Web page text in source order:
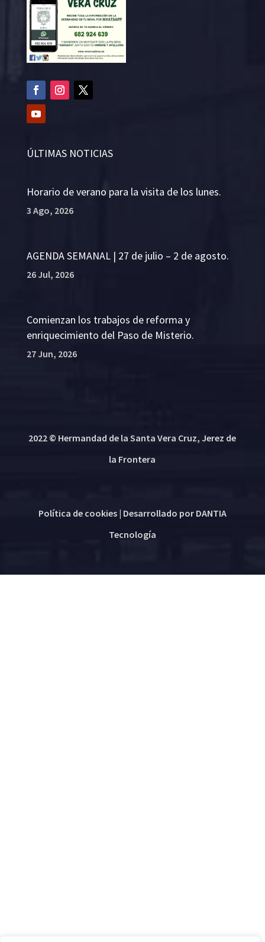
ÚLTIMAS NOTICIAS
Horario de verano para la visita de los lunes.
3 Ago, 2026
AGENDA SEMANAL | 27 de julio – 2 de agosto.
26 Jul, 2026
Comienzan los trabajos de reforma y
enriquecimiento del Paso de Misterio.
27 Jun, 2026
2022 © Hermandad de la Santa Vera Cruz, Jerez de
la Frontera
Política de cookies| Desarrollado por DANTIA
Tecnología